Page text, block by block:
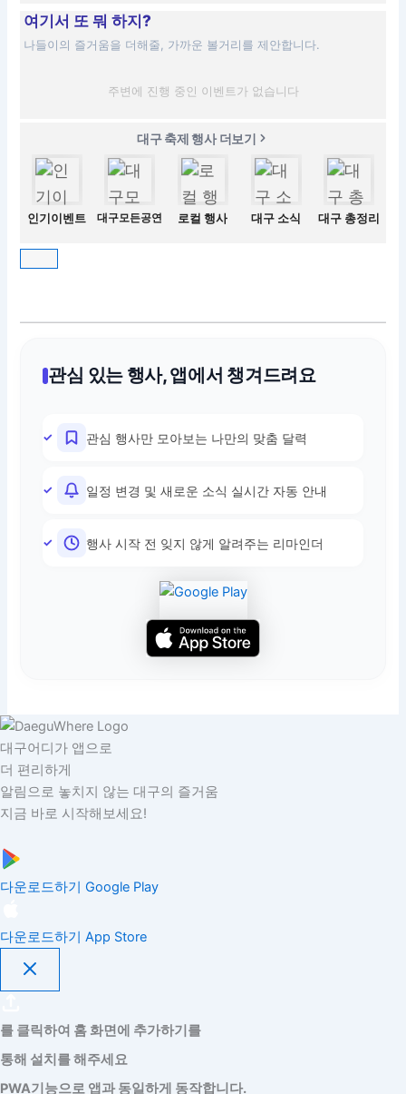
여기서 또 뭐 하지?
나들이의 즐거움을 더해줄, 가까운 볼거리를 제안합니다.
주변에 진행 중인 이벤트가 없습니다
대구 축제 행사 더보기
인기이벤트 대구모든공연 로컬 행사 대구 소식 대구 총정리
관심 있는 행사, 앱에서 챙겨드려요
관심 행사만 모아보는 나만의 맞춤 달력
일정 변경 및 새로운 소식 실시간 자동 안내
행사 시작 전 잊지 않게 알려주는 리마인더
대구어디가 앱으로
더 편리하게
알림으로 놓치지 않는 대구의 즐거움
지금 바로 시작해보세요!
다운로드하기 Google Play
다운로드하기 App Store
를 클릭하여 홈 화면에 추가하기를
통해 설치를 해주세요
PWA기능으로 앱과 동일하게 동작합니다.